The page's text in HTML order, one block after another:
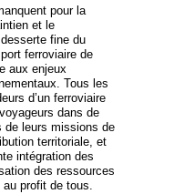
pour la
et le
fine du
ferroviaire de
aux enjeux
Tous les
d’un ferroviaire
dans de
de leurs missions de
territoriale, et
intégration des
des ressources
profit de tous.